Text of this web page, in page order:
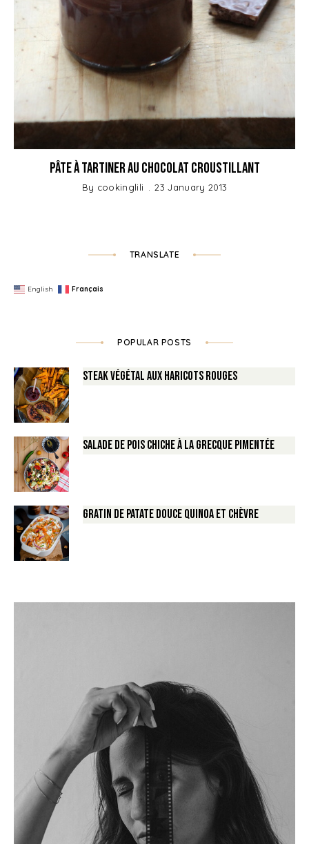
Pâte à tartiner au Chocolat Croustillant
By cookinglili 23 January 2013
TRANSLATE
English Français
POPULAR POSTS
Steak végétal aux haricots rouges
Salade de Pois chiche à la Grecque pimentée
Gratin de Patate douce Quinoa et Chèvre